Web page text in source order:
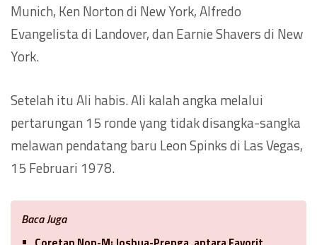
Munich, Ken Norton di New York, Alfredo
Evangelista di Landover, dan Earnie Shavers di New
York.
Setelah itu Ali habis. Ali kalah angka melalui
pertarungan 15 ronde yang tidak disangka-sangka
melawan pendatang baru Leon Spinks di Las Vegas,
15 Februari 1978.
Baca Juga